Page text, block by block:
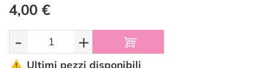
4,00 €
- +
Ultimi pezzi disponibili